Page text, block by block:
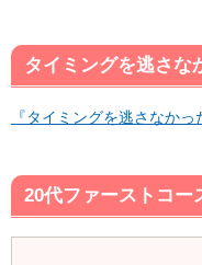
タイミングを逃さ
『タイミングを逃さなか
20代ファーストコ